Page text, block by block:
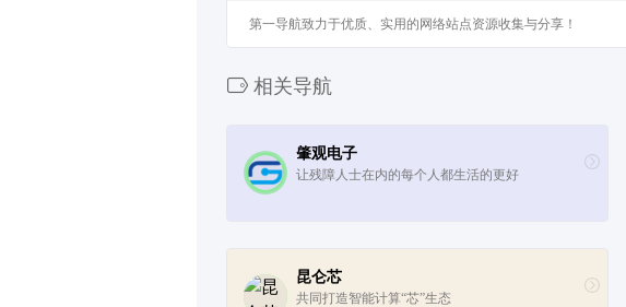
第一导航致力于优质、实用的网络站点资源收集与分享！
相关导航
肇观电子
让残障人士在内的每个人都生活的更好
昆仑芯
共同打造智能计算“芯”生态